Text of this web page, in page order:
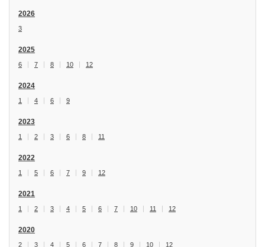
2026
3
2025
6 7 8 10 12
2024
1 4 6 9
2023
1 2 3 6 8 11
2022
1 5 6 7 9 12
2021
1 2 3 4 5 6 7 10 11 12
2020
2 3 4 5 6 7 8 9 10 12